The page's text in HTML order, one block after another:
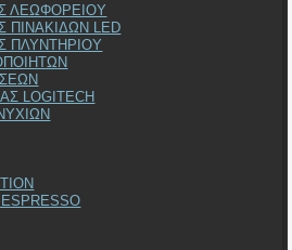
ΛΕΩΦΟΡΕΙΟΥ
ΠΙΝΑΚΙΔΩΝ LED
ΠΛΥΝΤΗΡΙΟΥ
LOGITECH